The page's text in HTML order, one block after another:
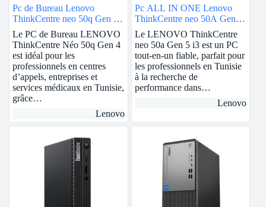
Pc de Bureau Lenovo
ThinkCentre neo 50q Gen 4 |
intel i3 | 8GB Ram
Le PC de Bureau LENOVO
ThinkCentre Néo 50q Gen 4
est idéal pour les
professionnels en centres
d’appels, entreprises et
services médicaux en Tunisie,
grâce…
Lenovo
Pc ALL IN ONE Lenovo
ThinkCentre neo 50A Gen 5
| 23.8″ | intel i3 | 8GB Ram
Le LENOVO ThinkCentre
neo 50a Gen 5 i3 est un PC
tout-en-un fiable, parfait pour
les professionnels en Tunisie
à la recherche de
performance dans…
Lenovo